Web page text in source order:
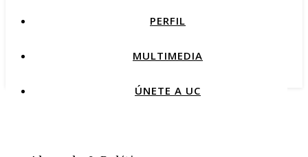
PERFIL
MULTIMEDIA
ÚNETE A UC